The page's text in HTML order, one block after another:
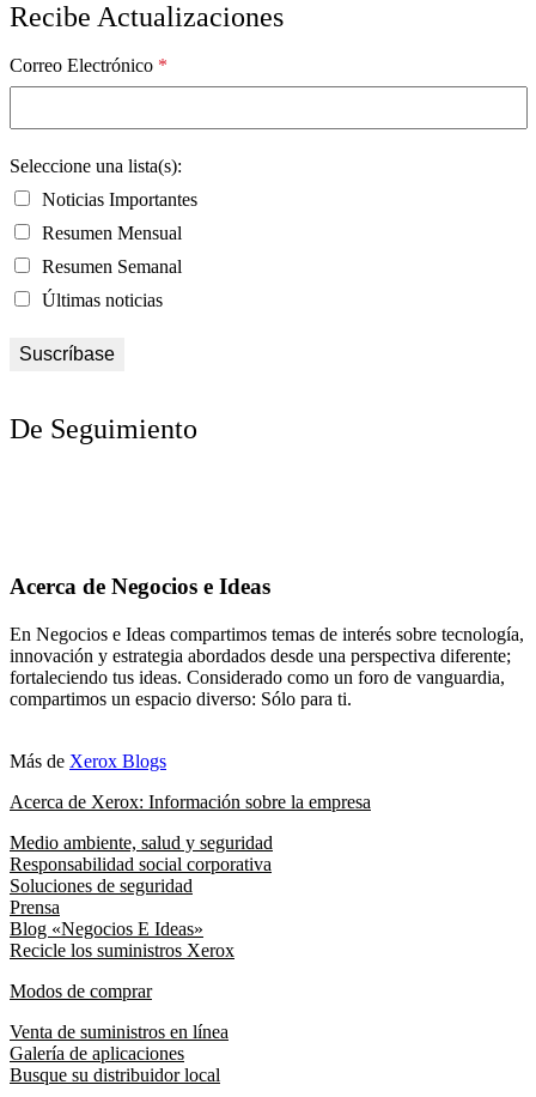
Recibe Actualizaciones
Correo Electrónico *
Seleccione una lista(s):
Noticias Importantes
Resumen Mensual
Resumen Semanal
Últimas noticias
De Seguimiento
Acerca de Negocios e Ideas
En Negocios e Ideas compartimos temas de interés sobre tecnología,
innovación y estrategia abordados desde una perspectiva diferente;
fortaleciendo tus ideas. Considerado como un foro de vanguardia,
compartimos un espacio diverso: Sólo para ti.
Más de Xerox Blogs
Acerca de Xerox: Información sobre la empresa
Medio ambiente, salud y seguridad
Responsabilidad social corporativa
Soluciones de seguridad
Prensa
Blog «Negocios E Ideas»
Recicle los suministros Xerox
Modos de comprar
Venta de suministros en línea
Galería de aplicaciones
Busque su distribuidor local